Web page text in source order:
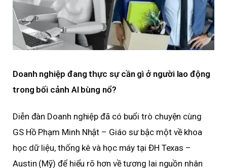
Doanh nghiệp đang thực sự cần gì ở người lao động
trong bối cảnh AI bùng nổ?
Diễn đàn Doanh nghiệp đã có buổi trò chuyện cùng
GS Hồ Phạm Minh Nhật – Giáo sư bậc một về khoa
học dữ liệu, thống kê và học máy tại ĐH Texas –
Austin (Mỹ) để hiểu rõ hơn về tương lai nguồn nhân